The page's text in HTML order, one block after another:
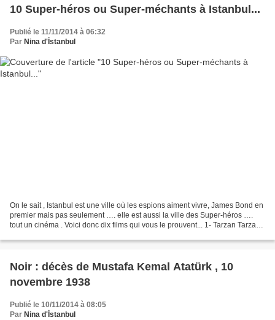
10 Super-héros ou Super-méchants à Istanbul...
Publié le 11/11/2014 à 06:32
Par Nina d'İstanbul
On le sait , Istanbul est une ville où les espions aiment vivre, James Bond en
premier mais pas seulement …. elle est aussi la ville des Super-héros ….
tout un cinéma . Voici donc dix films qui vous le prouvent... 1- Tarzan Tarzan
Noir : décès de Mustafa Kemal Atatürk , 10
novembre 1938
Publié le 10/11/2014 à 08:05
Par Nina d'İstanbul